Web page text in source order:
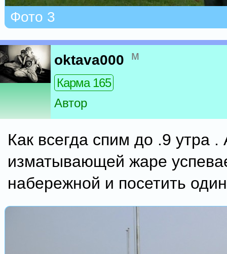
Фото 3
oktava000 м
Карма 165
Автор
Как всегда спим до .9 утра
изматывающей жаре
набережной и посетить